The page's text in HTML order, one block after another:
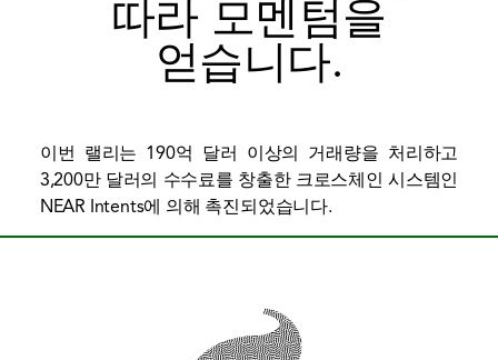
따라 모멘텀을
얻습니다.
이번 랠리는 190억 달러 이상의 거래량을 처리하고
3,200만 달러의 수수료를 창출한 크로스체인 시스템인
NEAR Intents에 의해 촉진되었습니다.